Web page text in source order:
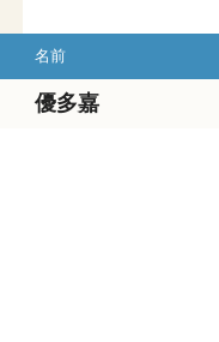
名前
優多嘉